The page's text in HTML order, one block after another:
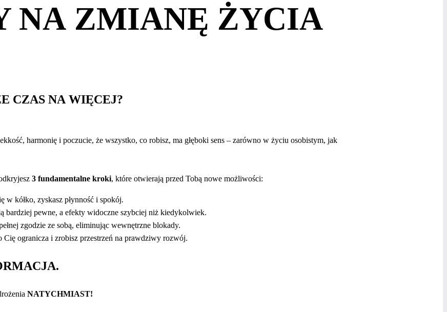
NA ZMIANĘ ŻYCIA
CZAS NA WIĘCEJ?
harmonię i poczucie, że wszystko, co robisz, ma głęboki sens – zarówno w życiu osobistym, jak
3 fundamentalne kroki, które otwierają przed Tobą nowe możliwości:
w kółko, zyskasz płynność i spokój.
bardziej pewne, a efekty widoczne szybciej niż kiedykolwiek.
zgodzie ze sobą, eliminując wewnętrzne blokady.
Cię ogranicza i zrobisz przestrzeń na prawdziwy rozwój.
NATYCHMIAST!